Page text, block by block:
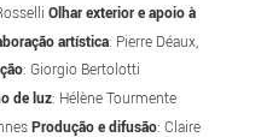
Olhar exterior e apoio à
artística: Pierre Déaux,
: Giorgio Bertolotti
de luz: Hélène Tourmente
Produção e difusão: Claire